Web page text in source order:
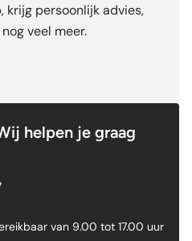
krijg persoonlijk advies,
veel meer.
helpen je graag
van 9.00 tot 17.00 uur